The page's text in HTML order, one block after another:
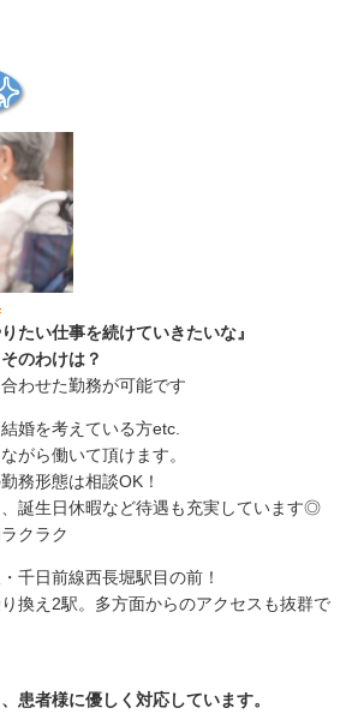
たい仕事を続けていきたいな』
のわけは？
わせた勤務が可能です
婚を考えている方etc.
がら働いて頂けます。
務形態は相談OK！
誕生日休暇など待遇も充実しています◎
クラク
千日前線西長堀駅目の前！
換え2駅。多方面からのアクセスも抜群で
患者様に優しく対応しています。